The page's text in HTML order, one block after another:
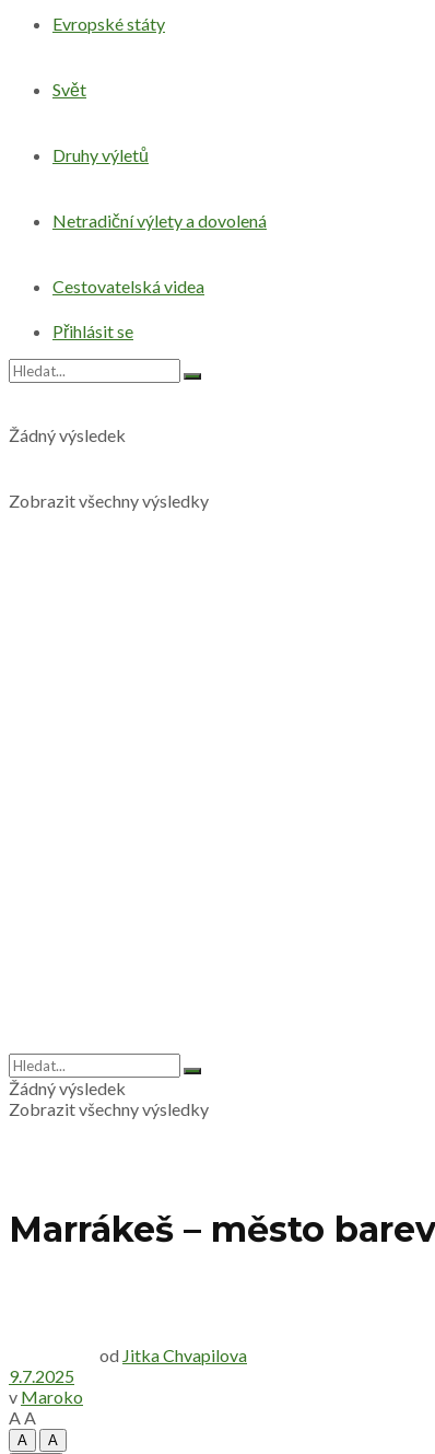
Přihlásit se
Evropské státy
Svět
Druhy výletů
Netradiční výlety a dovolená
Cestovatelská videa
Žádný výsledek
Zobrazit všechny výsledky
Žádný výsledek
Zobrazit všechny výsledky
Marrákeš – město
od Jitka Chvapilova
9.7.2025
v Maroko
AA
A
A